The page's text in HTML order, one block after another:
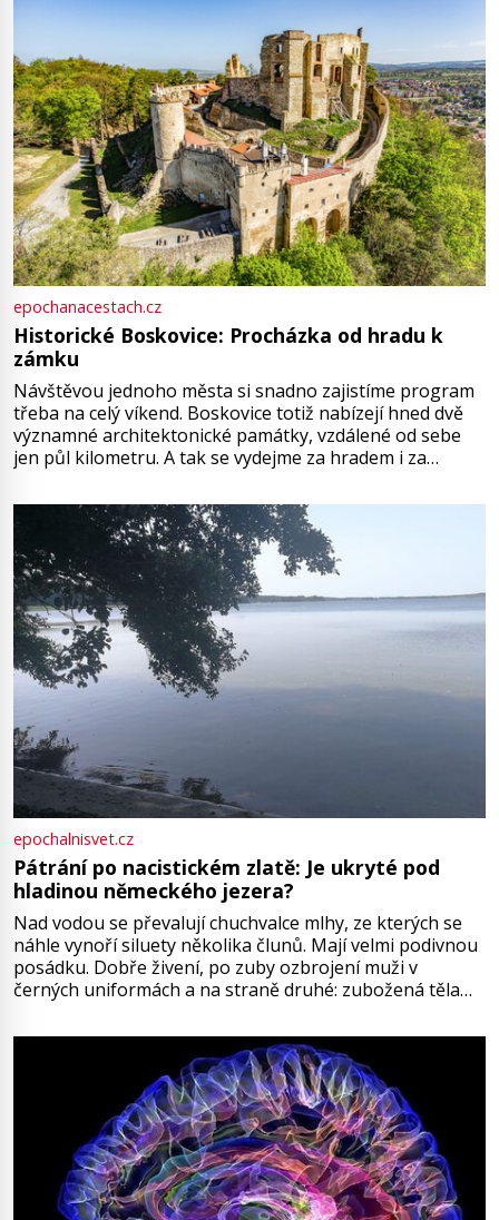
epochanacestach.cz
Historické Boskovice: Procházka od hradu k
zámku
Návštěvou jednoho města si snadno zajistíme program
třeba na celý víkend. Boskovice totiž nabízejí hned dvě
významné architektonické památky, vzdálené od sebe
jen půl kilometru. A tak se vydejme za hradem i za
Boskovice na okraji Drahanské vrchoviny vznikla někdy
ve13. století, a už v roce 1313 kronikáři zaznamenali
epochalnisvet.cz
Pátrání po nacistickém zlatě: Je ukryté pod
hladinou německého jezera?
Nad vodou se převalují chuchvalce mlhy, ze kterých se
náhle vynoří siluety několika člunů. Mají velmi podivnou
posádku. Dobře živení, po zuby ozbrojení muži v
černých uniformách a na straně druhé: zubožená těla
přízračná scéna znamená? Je jaro roku 1945, druhá
světová válka se chýlí ke konci. Jezero Stolpsee